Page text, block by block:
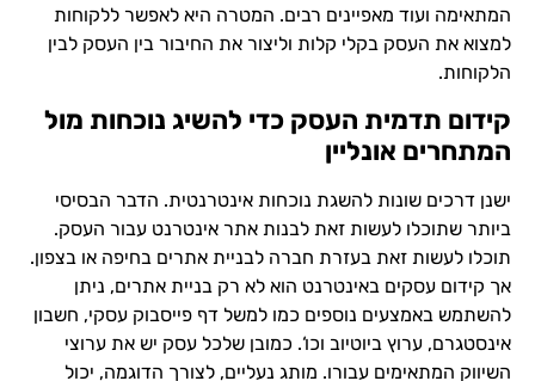
המתאימה ועוד מאפיינים רבים. המטרה היא לאפשר ללקוחות
למצוא את העסק בקלי קלות וליצור את החיבור בין העסק לבין
הלקוחות.
קידום תדמית העסק כדי להשיג נוכחות מול
המתחרים אונליין
ישנן דרכים שונות להשגת נוכחות אינטרנטית. הדבר הבסיסי
ביותר שתוכלו לעשות זאת לבנות אתר אינטרנט עבור העסק.
תוכלו לעשות זאת בעזרת חברה לבניית אתרים בחיפה או בצפון.
אך קידום עסקים באינטרנט הוא לא רק בניית אתרים, ניתן
להשתמש באמצעים נוספים כמו למשל דף פייסבוק עסקי, חשבון
אינסטגרם, ערוץ ביוטיוב וכו‘. כמובן שלכל עסק יש את ערוצי
השיווק המתאימים עבורו. מותג נעליים, לצורך הדוגמה, יכול